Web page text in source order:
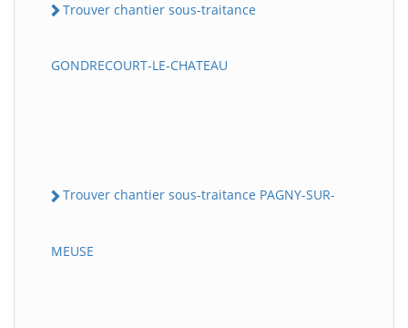
Trouver chantier sous-traitance
GONDRECOURT-LE-CHATEAU
Trouver chantier sous-traitance PAGNY-SUR-
MEUSE